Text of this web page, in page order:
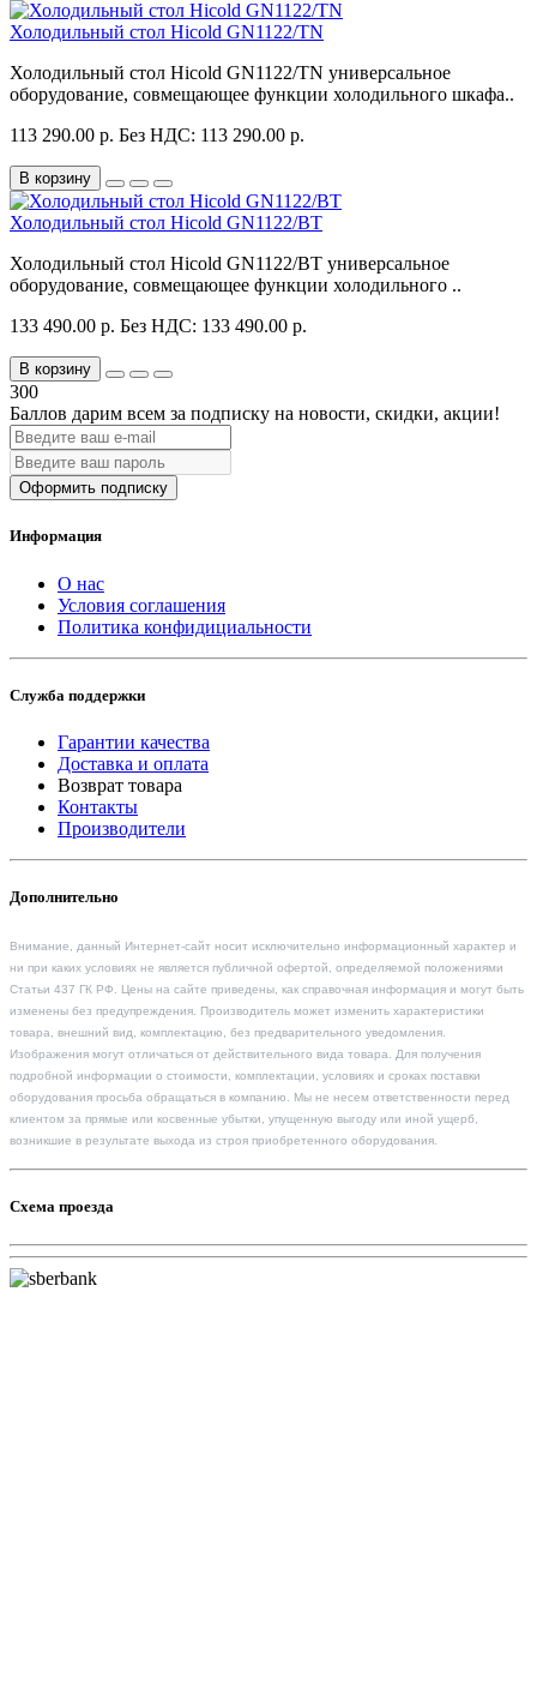
Холодильный стол Hicold GN1122/TN
Холодильный стол Hicold GN1122/TN универсальное
оборудование, совмещающее функции холодильного шкафа..
113 290.00 р. Без НДС: 113 290.00 р.
В корзину
Холодильный стол Hicold GN1122/BT
Холодильный стол Hicold GN1122/BT универсальное
оборудование, совмещающее функции холодильного ..
133 490.00 р. Без НДС: 133 490.00 р.
В корзину
300
Баллов дарим всем за подписку на новости, скидки, акции!
Оформить подписку
Информация
О нас
Условия соглашения
Политика конфидициальности
Служба поддержки
Гарантии качества
Доставка и оплата
Возврат товара
Контакты
Производители
Дополнительно
Внимание, данный Интернет-сайт носит исключительно информационный характер и
ни при каких условиях не является публичной офертой, определяемой положениями
Статьи 437 ГК РФ. Цены на сайте приведены, как справочная информация и могут быть
изменены без предупреждения. Производитель может изменить характеристики
товара, внешний вид, комплектацию, без предварительного уведомления.
Изображения могут отличаться от действительного вида товара. Для получения
подробной информации о стоимости, комплектации, условиях и сроках поставки
оборудования просьба обращаться в компанию. Мы не несем ответственности перед
клиентом за прямые или косвенные убытки, упущенную выгоду или иной ущерб,
возникшие в результате выхода из строя приобретенного оборудования.
Схема проезда